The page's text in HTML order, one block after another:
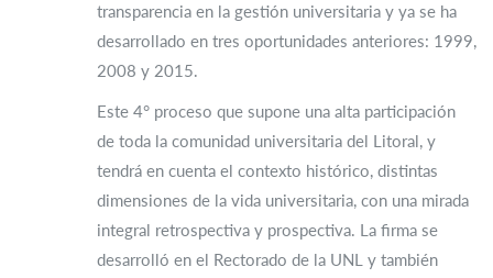
transparencia en la gestión universitaria y ya se ha
desarrollado en tres oportunidades anteriores: 1999,
2008 y 2015.
Este 4° proceso que supone una alta participación
de toda la comunidad universitaria del Litoral, y
tendrá en cuenta el contexto histórico, distintas
dimensiones de la vida universitaria, con una mirada
integral retrospectiva y prospectiva. La firma se
desarrolló en el Rectorado de la UNL y también